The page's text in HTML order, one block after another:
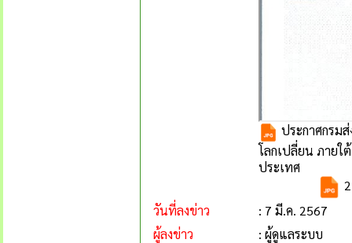
ประกาศกรม
โลกเปลี่ยน ภายใ
ประเทศ
2
วันที่ลงข่าว
: 7 มี.ค. 2567
ผู้ลงข่าว
: ผู้ดูแลระบบ